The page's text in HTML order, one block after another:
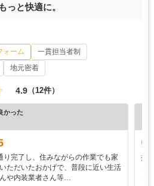
っと快適に。
ォーム
一貫担当者制
地元密着
4.9 （12件）
かった
完了し、住みながらの作業でも家
ただいたおかげで、普段に近い生活
や内装業者さん等…
担